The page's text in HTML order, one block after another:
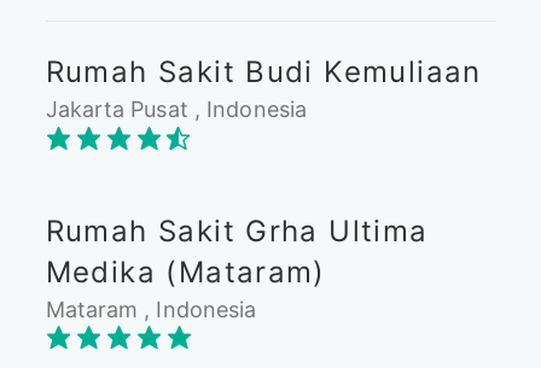
Rumah Sakit Budi Kemuliaan
Jakarta Pusat , Indonesia
Rumah Sakit Grha Ultima
Medika (Mataram)
Mataram , Indonesia